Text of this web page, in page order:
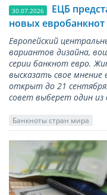
30.07.2026
ЕЦБ
новых евробанкнот
Европейский
вариантов дизайна,
серии банкнот евро.
высказать свое
открыт до 21
совет выберет один из
Банкноты стран мира